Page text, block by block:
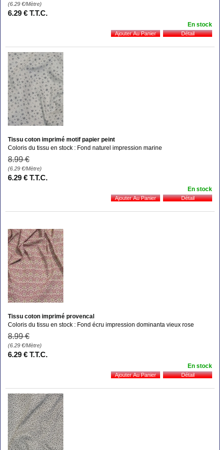
(6.29 €/Mètre)
6.29 € T.T.C.
En stock
Tissu coton imprimé motif papier peint
Coloris du tissu en stock : Fond naturel impression marine
8.99 €
(6.29 €/Mètre)
6.29 € T.T.C.
En stock
Tissu coton imprimé provencal
Coloris du tissu en stock : Fond écru impression dominanta vieux rose
8.99 €
(6.29 €/Mètre)
6.29 € T.T.C.
En stock